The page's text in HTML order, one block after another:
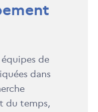
de
dans
du temps,